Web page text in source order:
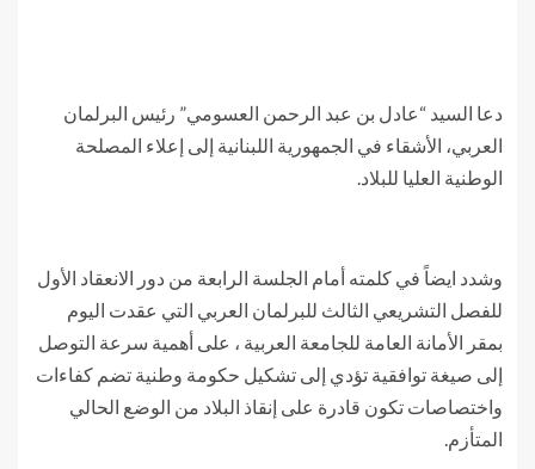
دعا السيد “عادل بن عبد الرحمن العسومي” رئيس البرلمان
العربي، الأشقاء في الجمهورية اللبنانية إلى إعلاء المصلحة
الوطنية العليا للبلاد.
وشدد ايضاً في كلمته أمام الجلسة الرابعة من دور الانعقاد الأول
للفصل التشريعي الثالث للبرلمان العربي التي عقدت اليوم
بمقر الأمانة العامة للجامعة العربية ، على أهمية سرعة التوصل
إلى صيغة توافقية تؤدي إلى تشكيل حكومة وطنية تضم كفاءات
واختصاصات تكون قادرة على إنقاذ البلاد من الوضع الحالي
المتأزم.